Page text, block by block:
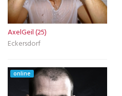
AxelGeil (25)
Eckersdorf
online